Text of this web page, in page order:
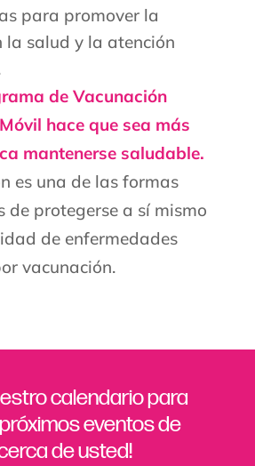
para promover la
la salud y la atención
de Vacunación
hace que sea más
mantenerse saludable.
es una de las formas
de protegerse a sí mismo
de enfermedades
vacunación.
calendario para
eventos de
de usted!